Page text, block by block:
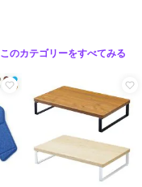
このカテゴリーをすべてみる